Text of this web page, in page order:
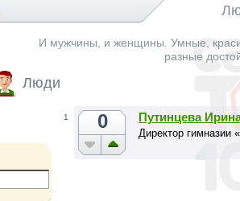
И мужчины, и женщины. Умные,
разные
Люди
1 0 Путинцева
Директор гимназии